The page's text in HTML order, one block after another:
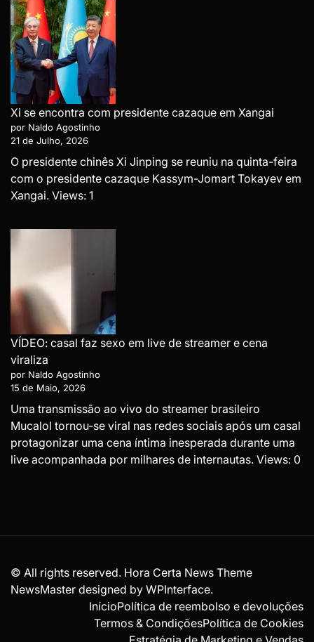
Xi se encontra com presidente cazaque em Xangai
por Naldo Agostinho
21 de Julho, 2026
O presidente chinês Xi Jinping se reuniu na quinta-feira
com o presidente cazaque Kassym-Jomart Tokayev em
Xangai. Views: 1
VÍDEO: casal faz sexo em live de streamer e cena
viraliza
por Naldo Agostinho
15 de Maio, 2026
Uma transmissão ao vivo do streamer brasileiro
Mucalol tornou-se viral nas redes sociais após um casal
protagonizar uma cena íntima inesperada durante uma
live acompanhada por milhares de internautas. Views: 0
© All rights reserved. Hora Certa News Theme
NewsMaster designed by WPInterface.
InícioPolítica de reembolso e devoluções
Termos & CondiçõesPolítica de Cookies